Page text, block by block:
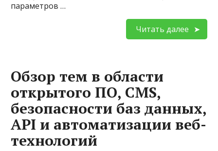
параметров …
Читать далее
Обзор тем в области
открытого ПО, CMS,
безопасности баз данных,
API и автоматизации веб-
технологий